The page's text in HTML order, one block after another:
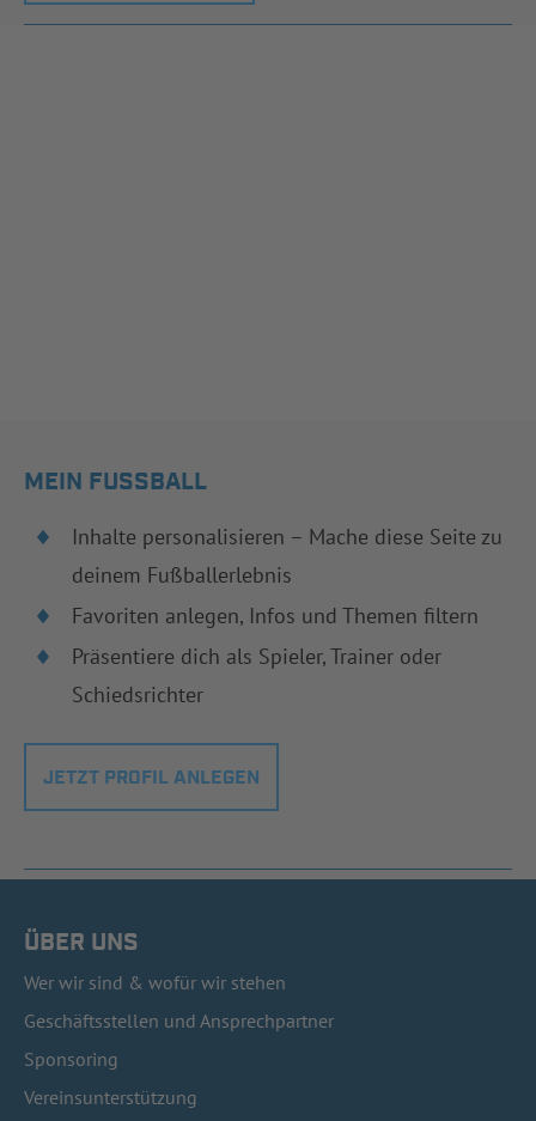
MEIN FUSSBALL
Inhalte personalisieren – Mache diese Seite zu
deinem Fußballerlebnis
Favoriten anlegen, Infos und Themen filtern
Präsentiere dich als Spieler, Trainer oder
Schiedsrichter
JETZT PROFIL ANLEGEN
ÜBER UNS
Wer wir sind & wofür wir stehen
Geschäftsstellen und Ansprechpartner
Sponsoring
Vereinsunterstützung